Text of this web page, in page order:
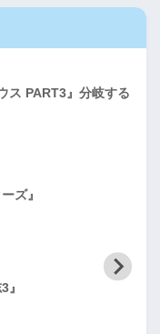
ス PART3』分岐する
ズ』
』